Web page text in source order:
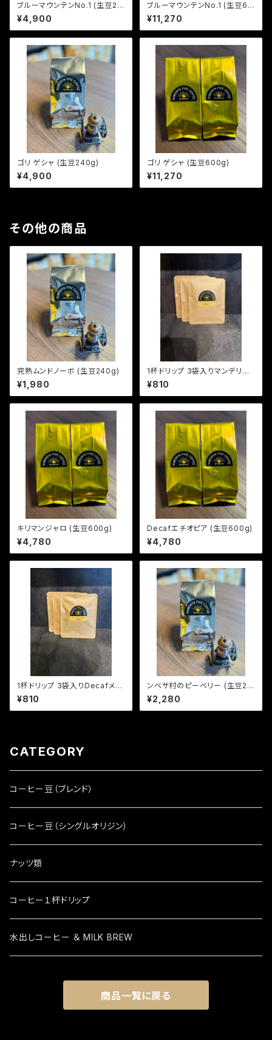
ブルーマウンテンNo.1 (生豆24
0g)
¥4,900
ブルーマウンテンNo.1 (生豆60
0g)
¥11,270
ゴリ ゲシャ (生豆240g)
¥4,900
ゴリ ゲシャ (生豆600g)
¥11,270
その他の商品
完熟ムンドノーボ (生豆240g)
¥1,980
1杯ドリップ 3袋入りマンデリン
レイクタワール (中深煎り)
¥810
キリマンジャロ (生豆600g)
¥4,780
Decafエチオピア (生豆600g)
¥4,780
1杯ドリップ 3袋入りDecafメキ
シコOrganic (中深煎り)
¥810
ンベサ村のピーベリー (生豆24
0g)
¥2,280
CATEGORY
コーヒー豆（ブレンド）
コーヒー豆（シングルオリジン）
ナッツ類
コーヒー１杯ドリップ
水出しコーヒー ＆ MILK BREW
商品一覧に戻る